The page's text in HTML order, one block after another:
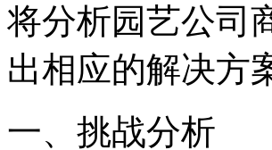
将分析园艺公司
出相应的解决方
‌一、挑战分析‌